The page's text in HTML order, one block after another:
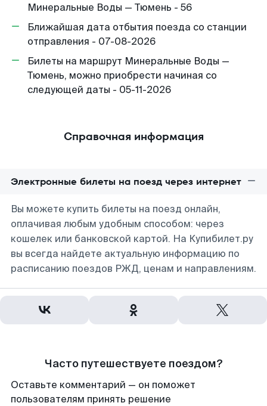
Минеральные Воды — Тюмень - 56
Ближайшая дата отбытия поезда со станции
отправления - 07-08-2026
Билеты на маршрут Минеральные Воды —
Тюмень, можно приобрести начиная со
следующей даты - 05-11-2026
Справочная информация
Электронные билеты на поезд через интернет
Вы можете купить билеты на поезд онлайн,
оплачивая любым удобным способом: через
кошелек или банковской картой. На Купибилет.ру
вы всегда найдете актуальную информацию по
расписанию поездов РЖД, ценам и направлениям.
Часто путешествуете поездом?
Оставьте комментарий — он поможет
пользователям принять решение